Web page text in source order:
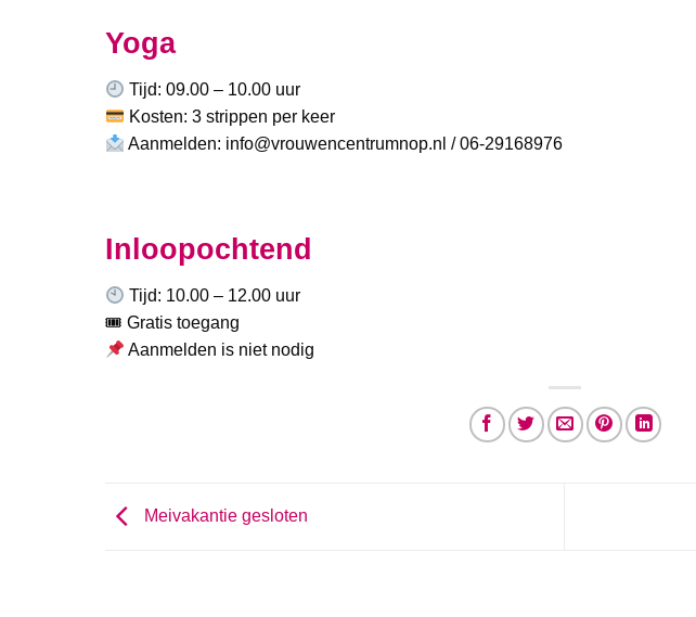
Yoga
Tijd: 09.00 – 10.00 uur
Kosten: 3 strippen per keer
Aanmelden: info@vrouwencentrumnop.nl / 06-29168976
Inloopochtend
Tijd: 10.00 – 12.00 uur
🎟 Gratis toegang
Aanmelden is niet nodig
Meivakantie gesloten